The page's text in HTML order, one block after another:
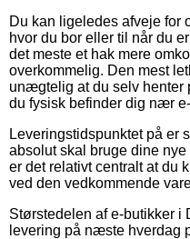
Du kan ligeledes afveje for
hvor du bor eller til når du
det meste et hak mere
overkommelig. Den mest
unægtelig at du selv henter
du fysisk befinder dig nær
Leveringstidspunktet på er
absolut skal bruge dine
er det relativt centralt at du
ved den vedkommende
Størstedelen af e-butikker i
levering på næste hverdag